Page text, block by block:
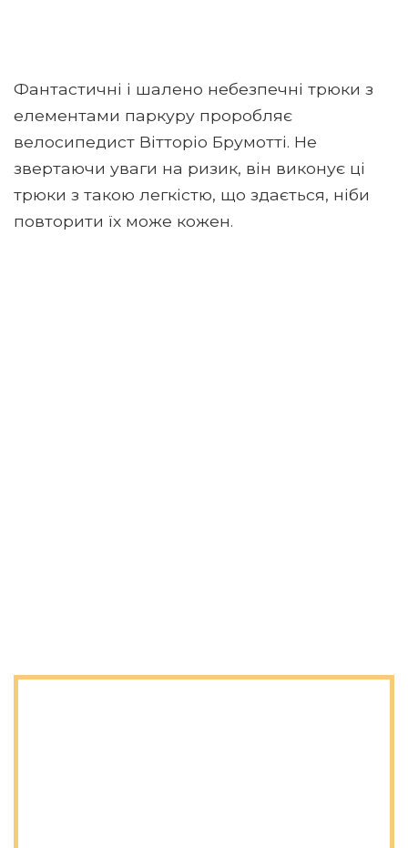
Фантастичні і шалено небезпечні трюки з
елементами паркуру проробляє
велосипедист Вітторіо Брумотті. Не
звертаючи уваги на ризик, він виконує ці
трюки з такою легкістю, що здається, ніби
повторити їх може кожен.